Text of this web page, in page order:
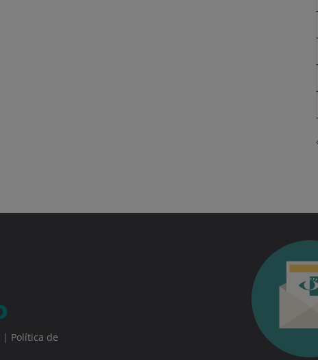
| Política de